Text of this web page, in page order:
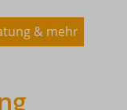
& mehr